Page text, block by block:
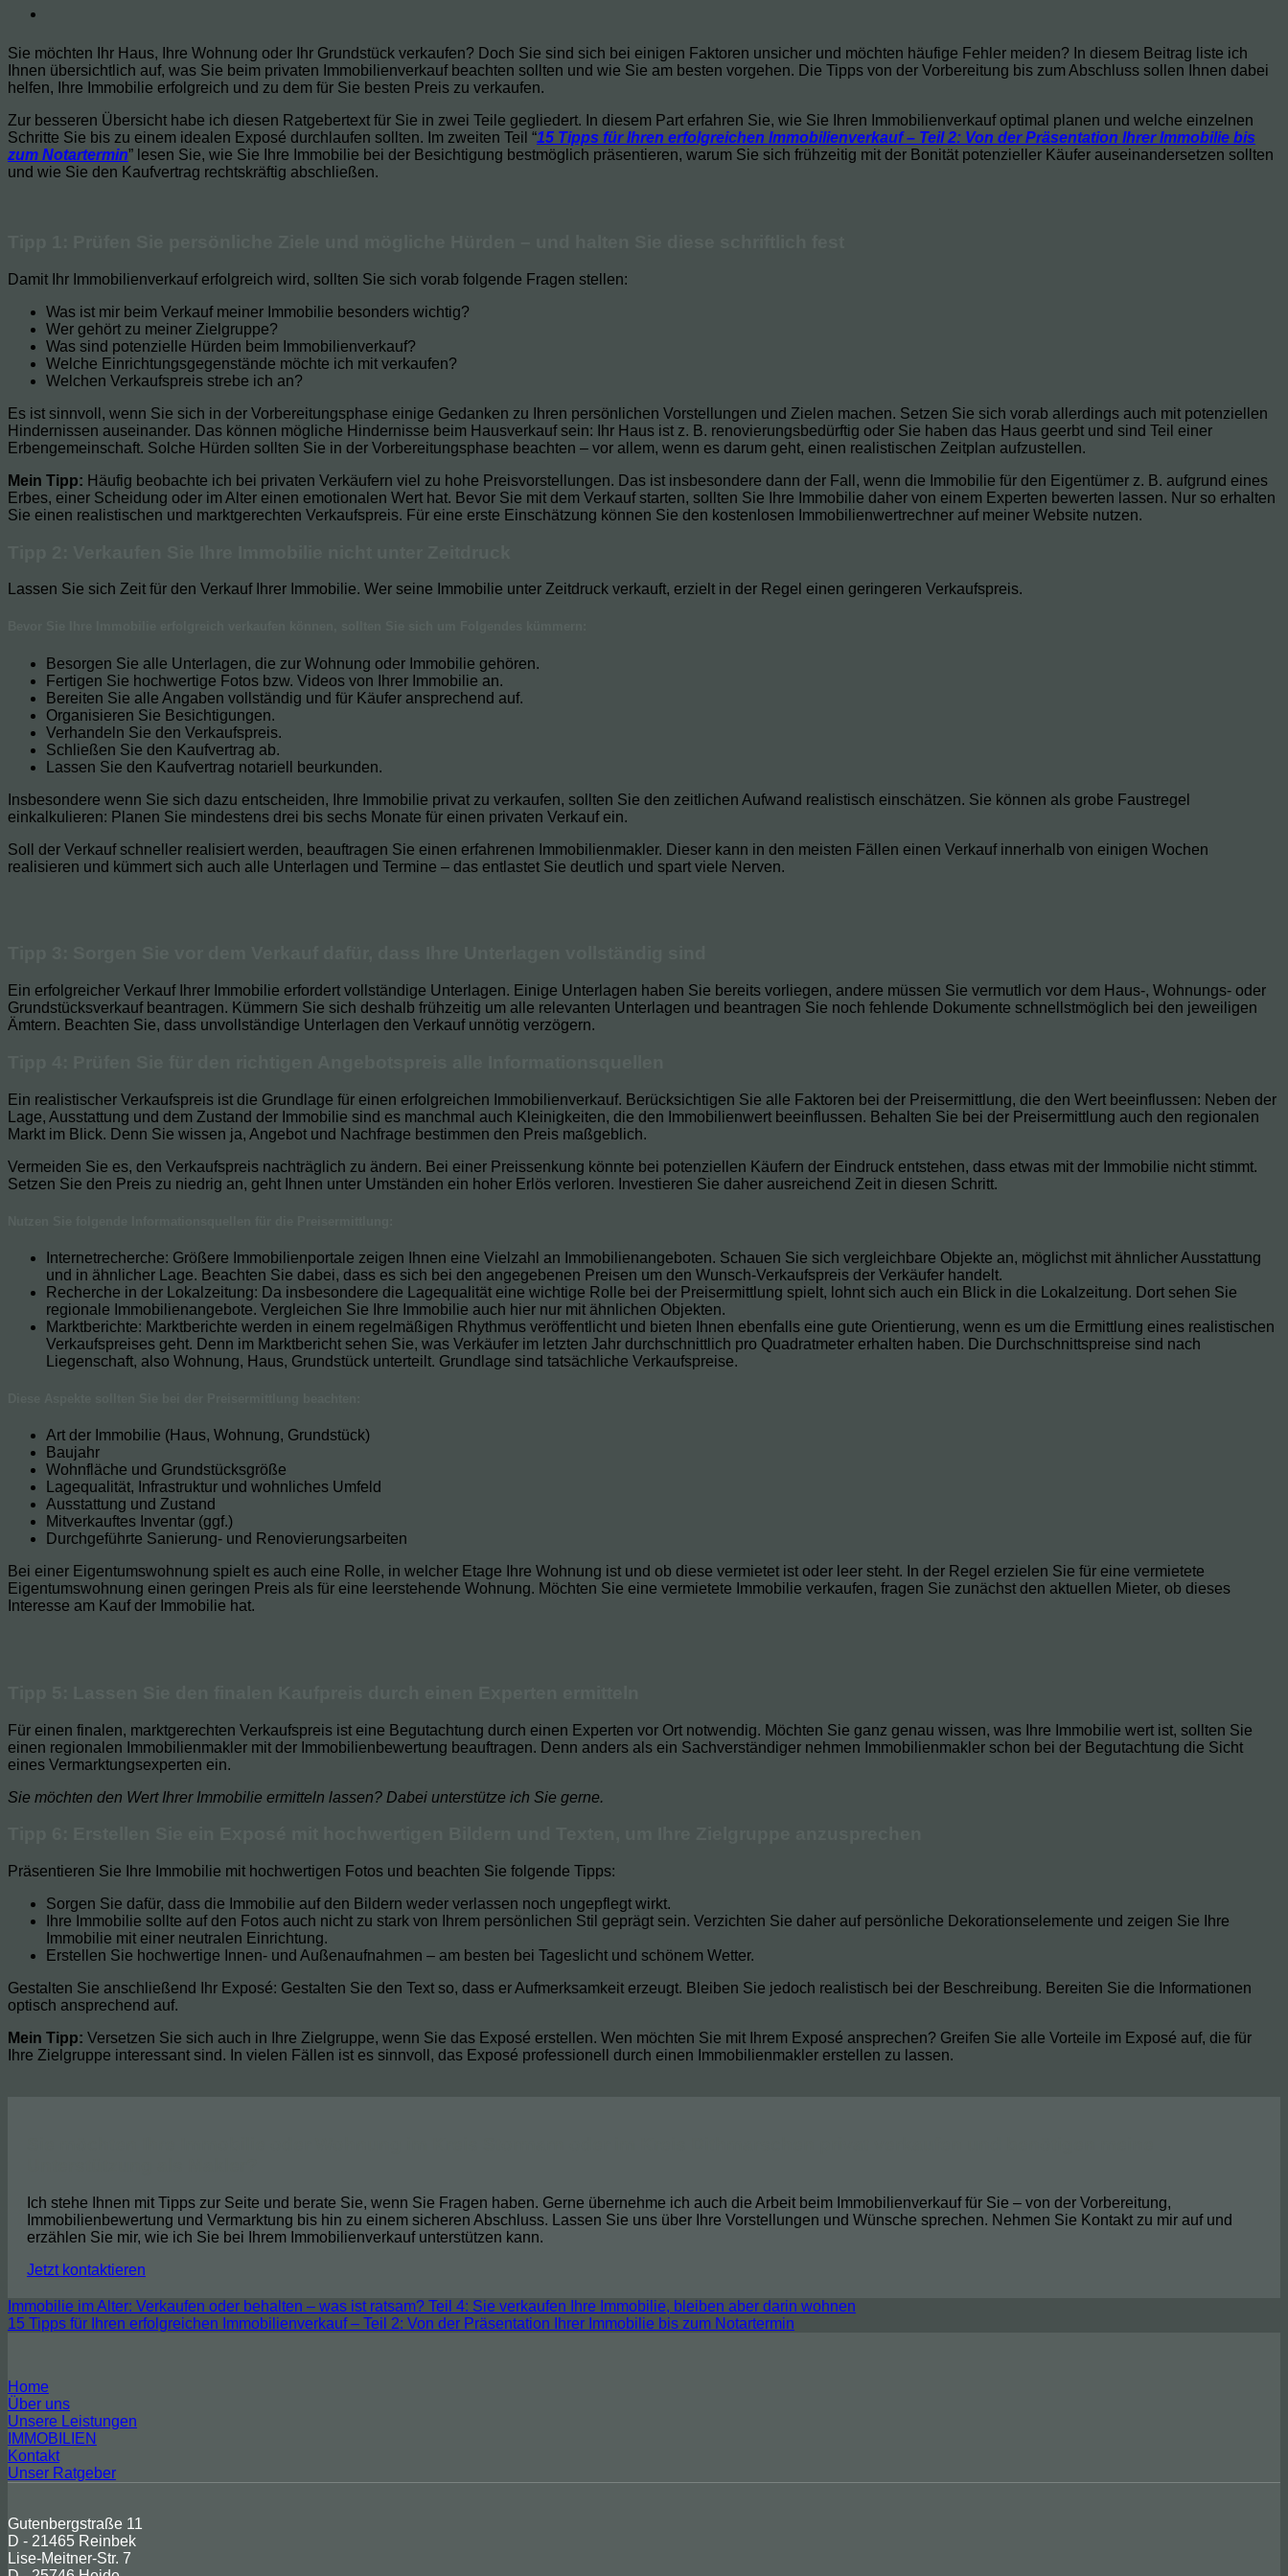
Sie möchten Ihr Haus, Ihre Wohnung oder Ihr Grundstück verkaufen? Doch Sie sind sich bei einigen Faktoren unsicher und möchten häufige Fehler meiden? In diesem Beitrag liste ich
Ihnen übersichtlich auf, was Sie beim privaten Immobilienverkauf beachten sollten und wie Sie am besten vorgehen. Die Tipps von der Vorbereitung bis zum Abschluss sollen Ihnen dabei
helfen, Ihre Immobilie erfolgreich und zu dem für Sie besten Preis zu verkaufen.
Zur besseren Übersicht habe ich diesen Ratgebertext für Sie in zwei Teile gegliedert. In diesem Part erfahren Sie, wie Sie Ihren Immobilienverkauf optimal planen und welche einzelnen
Schritte Sie bis zu einem idealen Exposé durchlaufen sollten. Im zweiten Teil “15 Tipps für Ihren erfolgreichen Immobilienverkauf – Teil 2: Von der Präsentation Ihrer Immobilie bis
zum Notartermin” lesen Sie, wie Sie Ihre Immobilie bei der Besichtigung bestmöglich präsentieren, warum Sie sich frühzeitig mit der Bonität potenzieller Käufer auseinandersetzen sollten
und wie Sie den Kaufvertrag rechtskräftig abschließen.
Damit Ihr Immobilienverkauf erfolgreich wird, sollten Sie sich vorab folgende Fragen stellen:
Was ist mir beim Verkauf meiner Immobilie besonders wichtig?
Wer gehört zu meiner Zielgruppe?
Was sind potenzielle Hürden beim Immobilienverkauf?
Welche Einrichtungsgegenstände möchte ich mit verkaufen?
Welchen Verkaufspreis strebe ich an?
Es ist sinnvoll, wenn Sie sich in der Vorbereitungsphase einige Gedanken zu Ihren persönlichen Vorstellungen und Zielen machen. Setzen Sie sich vorab allerdings auch mit potenziellen
Hindernissen auseinander. Das können mögliche Hindernisse beim Hausverkauf sein: Ihr Haus ist z. B. renovierungsbedürftig oder Sie haben das Haus geerbt und sind Teil einer
Erbengemeinschaft. Solche Hürden sollten Sie in der Vorbereitungsphase beachten – vor allem, wenn es darum geht, einen realistischen Zeitplan aufzustellen.
Mein Tipp: Häufig beobachte ich bei privaten Verkäufern viel zu hohe Preisvorstellungen. Das ist insbesondere dann der Fall, wenn die Immobilie für den Eigentümer z. B. aufgrund eines
Erbes, einer Scheidung oder im Alter einen emotionalen Wert hat. Bevor Sie mit dem Verkauf starten, sollten Sie Ihre Immobilie daher von einem Experten bewerten lassen. Nur so erhalten
Sie einen realistischen und marktgerechten Verkaufspreis. Für eine erste Einschätzung können Sie den kostenlosen Immobilienwertrechner auf meiner Website nutzen.
Lassen Sie sich Zeit für den Verkauf Ihrer Immobilie. Wer seine Immobilie unter Zeitdruck verkauft, erzielt in der Regel einen geringeren Verkaufspreis.
Besorgen Sie alle Unterlagen, die zur Wohnung oder Immobilie gehören.
Fertigen Sie hochwertige Fotos bzw. Videos von Ihrer Immobilie an.
Bereiten Sie alle Angaben vollständig und für Käufer ansprechend auf.
Organisieren Sie Besichtigungen.
Verhandeln Sie den Verkaufspreis.
Schließen Sie den Kaufvertrag ab.
Lassen Sie den Kaufvertrag notariell beurkunden.
Insbesondere wenn Sie sich dazu entscheiden, Ihre Immobilie privat zu verkaufen, sollten Sie den zeitlichen Aufwand realistisch einschätzen. Sie können als grobe Faustregel
einkalkulieren: Planen Sie mindestens drei bis sechs Monate für einen privaten Verkauf ein.
Soll der Verkauf schneller realisiert werden, beauftragen Sie einen erfahrenen Immobilienmakler. Dieser kann in den meisten Fällen einen Verkauf innerhalb von einigen Wochen
realisieren und kümmert sich auch alle Unterlagen und Termine – das entlastet Sie deutlich und spart viele Nerven.
Ein erfolgreicher Verkauf Ihrer Immobilie erfordert vollständige Unterlagen. Einige Unterlagen haben Sie bereits vorliegen, andere müssen Sie vermutlich vor dem Haus-, Wohnungs- oder
Grundstücksverkauf beantragen. Kümmern Sie sich deshalb frühzeitig um alle relevanten Unterlagen und beantragen Sie noch fehlende Dokumente schnellstmöglich bei den jeweiligen
Ämtern. Beachten Sie, dass unvollständige Unterlagen den Verkauf unnötig verzögern.
Ein realistischer Verkaufspreis ist die Grundlage für einen erfolgreichen Immobilienverkauf. Berücksichtigen Sie alle Faktoren bei der Preisermittlung, die den Wert beeinflussen: Neben der
Lage, Ausstattung und dem Zustand der Immobilie sind es manchmal auch Kleinigkeiten, die den Immobilienwert beeinflussen. Behalten Sie bei der Preisermittlung auch den regionalen
Markt im Blick. Denn Sie wissen ja, Angebot und Nachfrage bestimmen den Preis maßgeblich.
Vermeiden Sie es, den Verkaufspreis nachträglich zu ändern. Bei einer Preissenkung könnte bei potenziellen Käufern der Eindruck entstehen, dass etwas mit der Immobilie nicht stimmt.
Setzen Sie den Preis zu niedrig an, geht Ihnen unter Umständen ein hoher Erlös verloren. Investieren Sie daher ausreichend Zeit in diesen Schritt.
Internetrecherche: Größere Immobilienportale zeigen Ihnen eine Vielzahl an Immobilienangeboten. Schauen Sie sich vergleichbare Objekte an, möglichst mit ähnlicher Ausstattung
und in ähnlicher Lage. Beachten Sie dabei, dass es sich bei den angegebenen Preisen um den Wunsch-Verkaufspreis der Verkäufer handelt.
Recherche in der Lokalzeitung: Da insbesondere die Lagequalität eine wichtige Rolle bei der Preisermittlung spielt, lohnt sich auch ein Blick in die Lokalzeitung. Dort sehen Sie
regionale Immobilienangebote. Vergleichen Sie Ihre Immobilie auch hier nur mit ähnlichen Objekten.
Marktberichte: Marktberichte werden in einem regelmäßigen Rhythmus veröffentlicht und bieten Ihnen ebenfalls eine gute Orientierung, wenn es um die Ermittlung eines realistischen
Verkaufspreises geht. Denn im Marktbericht sehen Sie, was Verkäufer im letzten Jahr durchschnittlich pro Quadratmeter erhalten haben. Die Durchschnittspreise sind nach
Liegenschaft, also Wohnung, Haus, Grundstück unterteilt. Grundlage sind tatsächliche Verkaufspreise.
Art der Immobilie (Haus, Wohnung, Grundstück)
Baujahr
Wohnfläche und Grundstücksgröße
Lagequalität, Infrastruktur und wohnliches Umfeld
Ausstattung und Zustand
Mitverkauftes Inventar (ggf.)
Durchgeführte Sanierung- und Renovierungsarbeiten
Bei einer Eigentumswohnung spielt es auch eine Rolle, in welcher Etage Ihre Wohnung ist und ob diese vermietet ist oder leer steht. In der Regel erzielen Sie für eine vermietete
Eigentumswohnung einen geringen Preis als für eine leerstehende Wohnung. Möchten Sie eine vermietete Immobilie verkaufen, fragen Sie zunächst den aktuellen Mieter, ob dieses
Interesse am Kauf der Immobilie hat.
Für einen finalen, marktgerechten Verkaufspreis ist eine Begutachtung durch einen Experten vor Ort notwendig. Möchten Sie ganz genau wissen, was Ihre Immobilie wert ist, sollten Sie
einen regionalen Immobilienmakler mit der Immobilienbewertung beauftragen. Denn anders als ein Sachverständiger nehmen Immobilienmakler schon bei der Begutachtung die Sicht
eines Vermarktungsexperten ein.
Sie möchten den Wert Ihrer Immobilie ermitteln lassen? Dabei unterstütze ich Sie gerne.
Präsentieren Sie Ihre Immobilie mit hochwertigen Fotos und beachten Sie folgende Tipps:
Sorgen Sie dafür, dass die Immobilie auf den Bildern weder verlassen noch ungepflegt wirkt.
Ihre Immobilie sollte auf den Fotos auch nicht zu stark von Ihrem persönlichen Stil geprägt sein. Verzichten Sie daher auf persönliche Dekorationselemente und zeigen Sie Ihre
Immobilie mit einer neutralen Einrichtung.
Erstellen Sie hochwertige Innen- und Außenaufnahmen – am besten bei Tageslicht und schönem Wetter.
Gestalten Sie anschließend Ihr Exposé: Gestalten Sie den Text so, dass er Aufmerksamkeit erzeugt. Bleiben Sie jedoch realistisch bei der Beschreibung. Bereiten Sie die Informationen
optisch ansprechend auf.
Mein Tipp: Versetzen Sie sich auch in Ihre Zielgruppe, wenn Sie das Exposé erstellen. Wen möchten Sie mit Ihrem Exposé ansprechen? Greifen Sie alle Vorteile im Exposé auf, die für
Ihre Zielgruppe interessant sind. In vielen Fällen ist es sinnvoll, das Exposé professionell durch einen Immobilienmakler erstellen zu lassen.
Ich stehe Ihnen mit Tipps zur Seite und berate Sie, wenn Sie Fragen haben. Gerne übernehme ich auch die Arbeit beim Immobilienverkauf für Sie – von der Vorbereitung,
Immobilienbewertung und Vermarktung bis hin zu einem sicheren Abschluss. Lassen Sie uns über Ihre Vorstellungen und Wünsche sprechen. Nehmen Sie Kontakt zu mir auf und
erzählen Sie mir, wie ich Sie bei Ihrem Immobilienverkauf unterstützen kann.
Jetzt kontaktieren
Immobilie im Alter: Verkaufen oder behalten – was ist ratsam? Teil 4: Sie verkaufen Ihre Immobilie, bleiben aber darin wohnen
15 Tipps für Ihren erfolgreichen Immobilienverkauf – Teil 2: Von der Präsentation Ihrer Immobilie bis zum Notartermin
Home
Über uns
Unsere Leistungen
IMMOBILIEN
Kontakt
Unser Ratgeber
Gutenbergstraße 11
D - 21465 Reinbek
Lise-Meitner-Str. 7